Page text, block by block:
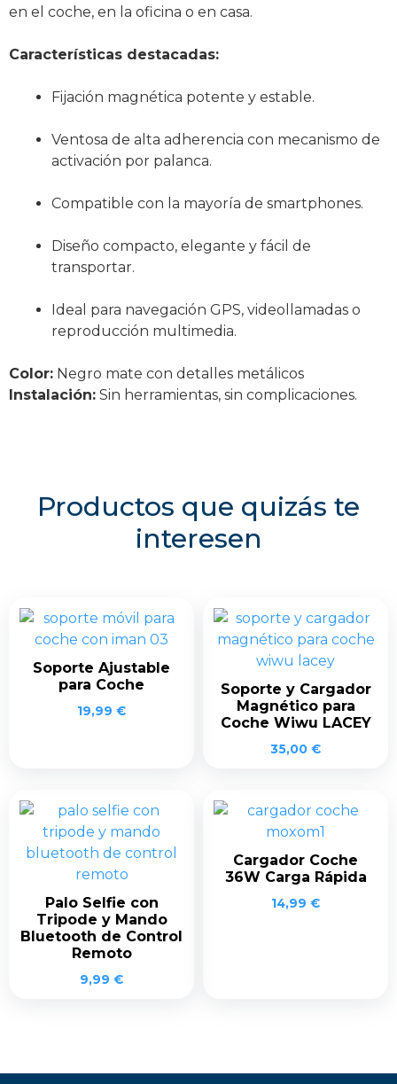
en el coche, en la oficina o en casa.
Características destacadas:
Fijación magnética potente y estable.
Ventosa de alta adherencia con mecanismo de
activación por palanca.
Compatible con la mayoría de smartphones.
Diseño compacto, elegante y fácil de
transportar.
Ideal para navegación GPS, videollamadas o
reproducción multimedia.
Color: Negro mate con detalles metálicos
Instalación: Sin herramientas, sin complicaciones.
Productos que quizás te
interesen
Soporte Ajustable
para Coche
19,99 €
Soporte y Cargador
Magnético para
Coche Wiwu LACEY
35,00 €
Palo Selfie con
Tripode y Mando
Bluetooth de Control
Remoto
9,99 €
Cargador Coche
36W Carga Rápida
14,99 €